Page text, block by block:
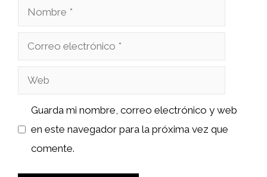
Nombre
Correo
Web
Guarda mi nombre, correo electrónico y web
en este navegador para la próxima vez que
comente.